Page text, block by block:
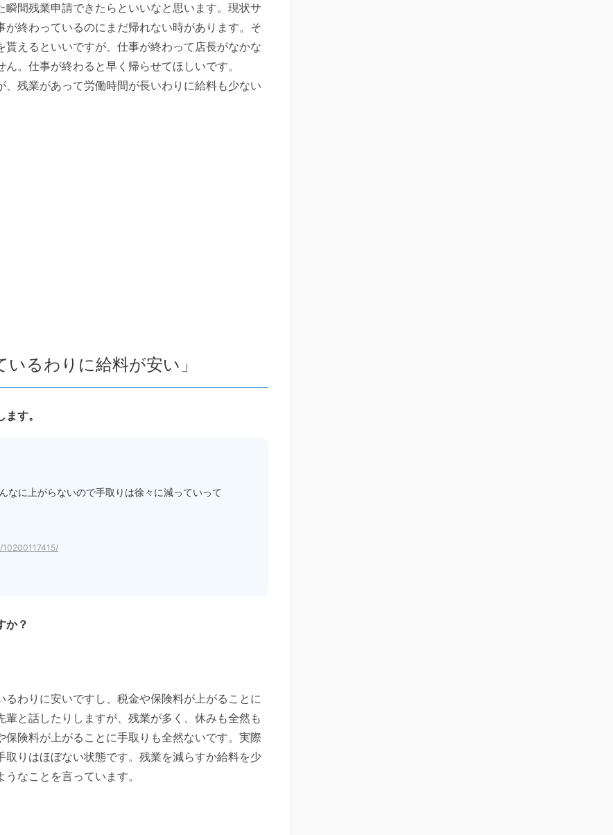
間残業申請できたらといいなと思います。現状サ
終わっているのにまだ帰れない時があります。そ
えるといいですが、仕事が終わって店長がなかな
。仕事が終わると早く帰らせてほしいです。
残業があって労働時間が長いわりに給料も少ない
るわりに給料が安い」
す。
なに上がらないので手取りは徐々に減っていって
か？
わりに安いですし、税金や保険料が上がることに
と話したりしますが、残業が多く、休みも全然も
険料が上がることに手取りも全然ないです。実際
りはほぼない状態です。残業を減らすか給料を少
なことを言っています。